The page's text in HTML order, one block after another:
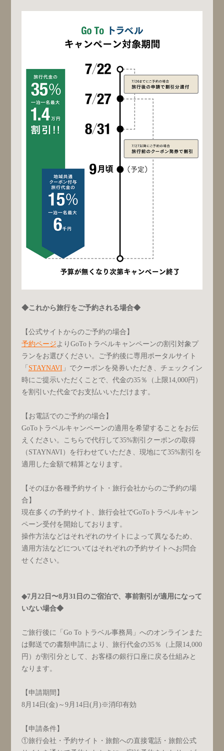
◆これから旅行をご予約される場合◆
【公式サイトからのご予約の場合】
予約ページよりGoToトラベルキャンペーンの割引対象プ
ランをお選びください。ご予約後に専用ポータルサイト
「 STAYNAVI 」でクーポンを発券いただき、チェックイン
時にご提示いただくことで、代金の35％（上限14,000円）
を割引いた代金でお支払いいただけます。
【お電話でのご予約の場合】
GoToトラベルキャンペーンの適用を希望することをお伝
えください。こちらで代行して35%割引クーポンの取得
（STAYNAVI）を行わせていただき、現地にて35%割引を
適用した金額で精算となります。
【そのほか各種予約サイト・旅行会社からのご予約の場
合】
現在多くの予約サイト、旅行会社でGoToトラベルキャン
ペーン受付を開始しております。
操作方法などはそれぞれのサイトによって異なるため、
適用方法などについてはそれぞれの予約サイトへお問合
せください。
◆7月22日〜8月31日のご宿泊で、事前割引が適用になって
いない場合◆
ご旅行後に「Go To トラベル事務局」へのオンラインまた
は郵送での書類申請により、旅行代金の35％（上限14,000
円）が割引分として、お客様の銀行口座に戻る仕組みと
なります。
【申請期間】
8月14日(金)～9月14日(月)※消印有効
【申請条件】
①旅行会社・予約サイト・旅館への直接電話・旅館公式